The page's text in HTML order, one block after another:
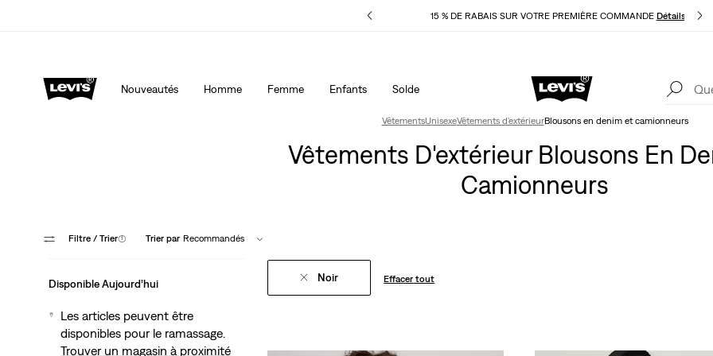
15 % DE RABAIS SUR VOTRE PREMIÈRE COMMANDE Détails
40 % DE RABAIS ADDITIONNEL SUR LES SOLDES. Appliqué
Nouveautés Homme Femme Enfants Solde40 % DE RABAIS ADDITIONNEL SUR LES SOLDES. Appliqué
automatiquement à la caisse.
Détails
VêtementsUnisexeVêtements d'extérieurBlousons en denim et camionneurs
Vêtements D'extérieur Blousons En
Camionneurs
Filtre / Trier(1) Trier par Recommandés
Disponible Aujourd’hui
Les articles peuvent être
disponibles pour le ramassage.
Trouver un magasin à proximité
Noir Effacer tout